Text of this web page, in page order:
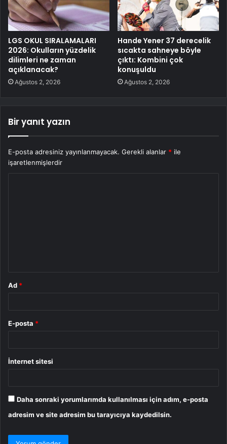
LGS OKUL SIRALAMALARI
2026: Okulların yüzdelik
dilimleri ne zaman
açıklanacak?
Ağustos 2, 2026
Hande Yener 37 derecelik
sıcakta sahneye böyle
çıktı: Kombini çok
konuşuldu
Ağustos 2, 2026
Bir yanıt yazın
E-posta adresiniz yayınlanmayacak. Gerekli alanlar * ile
işaretlenmişlerdir
Ad *
E-posta *
İnternet sitesi
Daha sonraki yorumlarımda kullanılması için adım, e-posta
adresim ve site adresim bu tarayıcıya kaydedilsin.